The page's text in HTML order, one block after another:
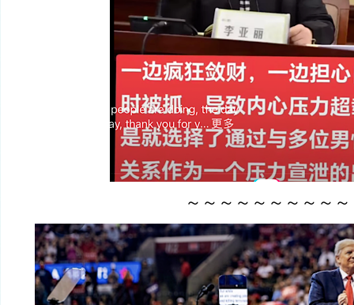
～～～～～～～～～～